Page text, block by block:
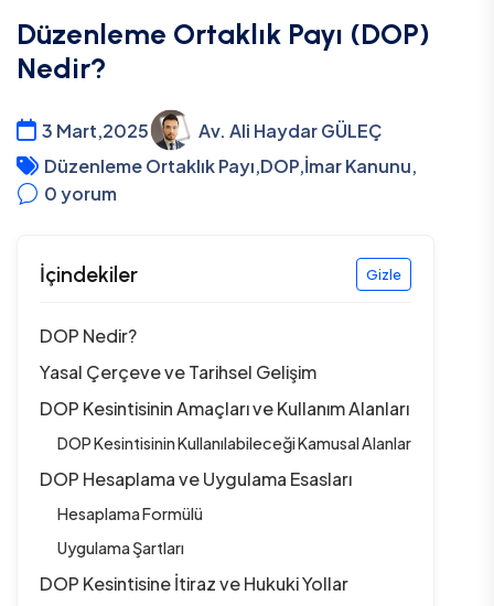
Düzenleme Ortaklık Payı (DOP)
Nedir?
3 Mart,2025
Av. Ali Haydar GÜLEÇ
Düzenleme Ortaklık Payı,DOP,İmar Kanunu,
0yorum
İçindekiler Gizle
DOP Nedir?
Yasal Çerçeve ve Tarihsel Gelişim
DOP Kesintisinin Amaçları ve Kullanım Alanları
DOP Kesintisinin Kullanılabileceği Kamusal Alanlar
DOP Hesaplama ve Uygulama Esasları
Hesaplama Formülü
Uygulama Şartları
DOP Kesintisine İtiraz ve Hukuki Yollar